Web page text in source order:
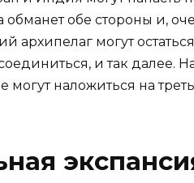
обе стороны и,
могут остаться
и так далее.
могут наложиться на